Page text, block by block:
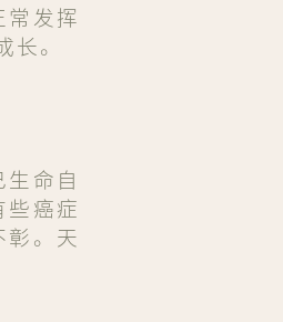
发挥
。
命自
癌症
。天